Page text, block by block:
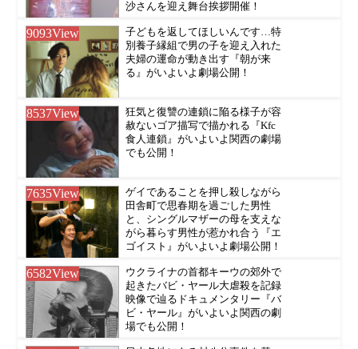
沙さんを迎え舞台挨拶開催！
9093View
子どもを返してほしいんです…特
別養子縁組で男の子を迎え入れた
夫婦の運命が動き出す『朝が来
る』がいよいよ劇場公開！
8537View
狂気と復讐の連鎖に陥る様子が容
赦ないゴア描写で描かれる『Kfc
食人連鎖』がいよいよ関西の劇場
でも公開！
7635View
ゲイであることを押し殺しながら
田舎町で思春期を過ごした男性
と、シングルマザーの母を支えな
がら暮らす男性が惹かれ合う『エ
ゴイスト』がいよいよ劇場公開！
6582View
ウクライナの首都キーウの郊外で
起きたバビ・ヤール大虐殺を記録
映像で辿るドキュメンタリー『バ
ビ・ヤール』がいよいよ関西の劇
場でも公開！